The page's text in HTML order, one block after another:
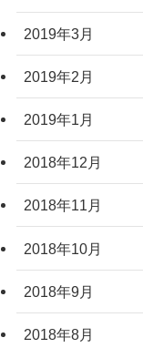
2019年3月
2019年2月
2019年1月
2018年12月
2018年11月
2018年10月
2018年9月
2018年8月